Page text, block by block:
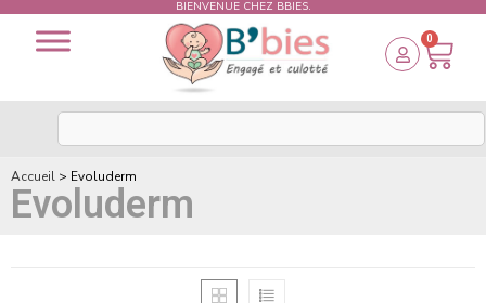
BIENVENUE CHEZ BBIES.
0
Accueil > Evoluderm
Evoluderm